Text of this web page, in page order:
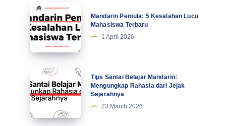
Tingkatkan
Motivasi
di
Abad
Ke-
Mandarin
Pemula:
5
Kesalahan
Lucu
Mahasiswa
Terbaru
Mandarin Pemula: 5 Kesalahan Lucu
Mahasiswa Terbaru
1 April 2026
Tips
Santai
Belajar
Mandarin:
Mengungkap
Tips Santai Belajar Mandarin:
Mengungkap Rahasia dari Jejak
Sejarahnya
23 March 2026